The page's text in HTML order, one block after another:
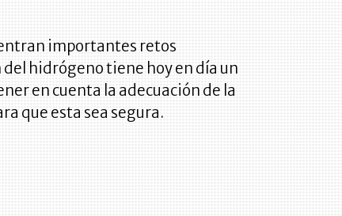
importantes retos
hidrógeno tiene hoy en día un
en cuenta la adecuación de la
que esta sea segura.